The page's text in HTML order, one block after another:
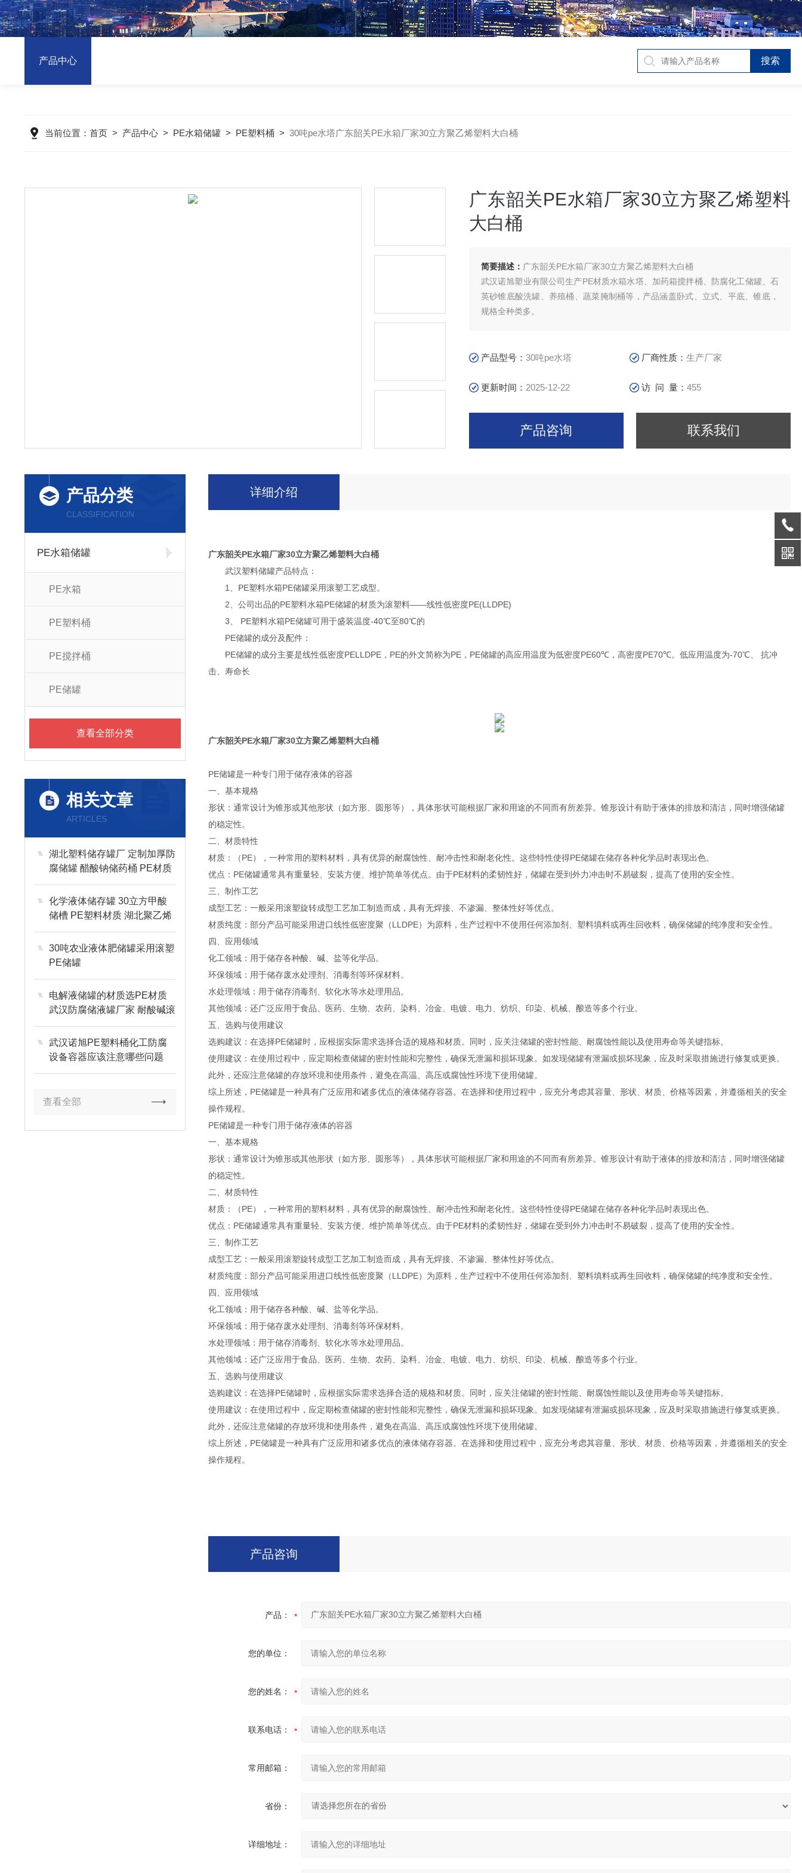
产品中心
当前位置： 首页> 产品中心> PE水箱储罐> PE塑料桶 > 30吨pe水塔广东韶关PE水箱厂家30立方聚乙烯塑料大白桶
广东韶关PE水箱厂家30立方聚乙烯塑料
大白桶
简要描述： 广东韶关PE水箱厂家30立方聚乙烯塑料大白桶
武汉诺旭塑业有限公司生产PE材质水箱水塔、加药箱搅拌桶、防腐化工储罐、石
英砂锥底酸洗罐、养殖桶、蔬菜腌制桶等，产品涵盖卧式、立式、平底、锥底，
规格全种类多。
周转箱，环保卫生等多种行业中得到广泛应用。
产品型号： 30吨pe水塔 厂商性质：生产厂家
更新时间： 2025-12-22 访 问 量：455
产品咨询 联系我们
产品分类
CLASSIFICATION
PE水箱储罐
PE水箱
PE塑料桶
PE搅拌桶
PE储罐
查看全部分类
相关文章
ARTICLES
湖北塑料储存罐厂 定制加厚防
腐储罐 醋酸钠储药桶 PE材质
化学液体储存罐 30立方甲酸
储槽 PE塑料材质 湖北聚乙烯
储罐桶厂
30吨农业液体肥储罐采用滚塑
PE储罐
电解液储罐的材质选PE材质
武汉防腐储液罐厂家 耐酸碱滚
塑一次成型工艺
武汉诺旭PE塑料桶化工防腐
设备容器应该注意哪些问题
查看全部
详细介绍
广东韶关PE水箱厂家30立方聚乙烯塑料大白桶
武汉塑料储罐产品特点：
1、PE塑料水箱PE储罐采用滚塑工艺成型。
2、公司出品的PE塑料水箱PE储罐的材质为滚塑料——线性低密度PE(LLDPE)
3、 PE塑料水箱PE储罐可用于盛装温度-40℃至80℃的
PE储罐的成分及配件：
PE储罐的成分主要是线性低密度PELLDPE，PE的外文简称为PE，PE储罐的高应用温度为低密度PE60℃，高密度PE70℃。低应用温度为-70℃、 抗冲
击、寿命长
广东韶关PE水箱厂家30立方聚乙烯塑料大白桶
PE储罐是一种专门用于储存液体的容器
一、基本规格
形状：通常设计为锥形或其他形状（如方形、圆形等），具体形状可能根据厂家和用途的不同而有所差异。锥形设计有助于液体的排放和清洁，同时增强储罐
的稳定性。
二、材质特性
材质：（PE），一种常用的塑料材料，具有优异的耐腐蚀性、耐冲击性和耐老化性。这些特性使得PE储罐在储存各种化学品时表现出色。
优点：PE储罐通常具有重量轻、安装方便、维护简单等优点。由于PE材料的柔韧性好，储罐在受到外力冲击时不易破裂，提高了使用的安全性。
三、制作工艺
成型工艺：一般采用滚塑旋转成型工艺加工制造而成，具有无焊接、不渗漏、整体性好等优点。
材质纯度：部分产品可能采用进口线性低密度聚（LLDPE）为原料，生产过程中不使用任何添加剂、塑料填料或再生回收料，确保储罐的纯净度和安全性。
四、应用领域
化工领域：用于储存各种酸、碱、盐等化学品。
环保领域：用于储存废水处理剂、消毒剂等环保材料。
水处理领域：用于储存消毒剂、软化水等水处理用品。
其他领域：还广泛应用于食品、医药、生物、农药、染料、冶金、电镀、电力、纺织、印染、机械、酿造等多个行业。
五、选购与使用建议
选购建议：在选择PE储罐时，应根据实际需求选择合适的规格和材质。同时，应关注储罐的密封性能、耐腐蚀性能以及使用寿命等关键指标。
使用建议：在使用过程中，应定期检查储罐的密封性能和完整性，确保无泄漏和损坏现象。如发现储罐有泄漏或损坏现象，应及时采取措施进行修复或更换。
此外，还应注意储罐的存放环境和使用条件，避免在高温、高压或腐蚀性环境下使用储罐。
综上所述，PE储罐是一种具有广泛应用和诸多优点的液体储存容器。在选择和使用过程中，应充分考虑其容量、形状、材质、价格等因素，并遵循相关的安全
操作规程。
PE储罐是一种专门用于储存液体的容器
一、基本规格
形状：通常设计为锥形或其他形状（如方形、圆形等），具体形状可能根据厂家和用途的不同而有所差异。锥形设计有助于液体的排放和清洁，同时增强储罐
的稳定性。
二、材质特性
材质：（PE），一种常用的塑料材料，具有优异的耐腐蚀性、耐冲击性和耐老化性。这些特性使得PE储罐在储存各种化学品时表现出色。
优点：PE储罐通常具有重量轻、安装方便、维护简单等优点。由于PE材料的柔韧性好，储罐在受到外力冲击时不易破裂，提高了使用的安全性。
三、制作工艺
成型工艺：一般采用滚塑旋转成型工艺加工制造而成，具有无焊接、不渗漏、整体性好等优点。
材质纯度：部分产品可能采用进口线性低密度聚（LLDPE）为原料，生产过程中不使用任何添加剂、塑料填料或再生回收料，确保储罐的纯净度和安全性。
四、应用领域
化工领域：用于储存各种酸、碱、盐等化学品。
环保领域：用于储存废水处理剂、消毒剂等环保材料。
水处理领域：用于储存消毒剂、软化水等水处理用品。
其他领域：还广泛应用于食品、医药、生物、农药、染料、冶金、电镀、电力、纺织、印染、机械、酿造等多个行业。
五、选购与使用建议
选购建议：在选择PE储罐时，应根据实际需求选择合适的规格和材质。同时，应关注储罐的密封性能、耐腐蚀性能以及使用寿命等关键指标。
使用建议：在使用过程中，应定期检查储罐的密封性能和完整性，确保无泄漏和损坏现象。如发现储罐有泄漏或损坏现象，应及时采取措施进行修复或更换。
此外，还应注意储罐的存放环境和使用条件，避免在高温、高压或腐蚀性环境下使用储罐。
综上所述，PE储罐是一种具有广泛应用和诸多优点的液体储存容器。在选择和使用过程中，应充分考虑其容量、形状、材质、价格等因素，并遵循相关的安全
操作规程。
产品咨询
产品：
您的单位：
您的姓名：
联系电话：
常用邮箱：
省份：
详细地址：